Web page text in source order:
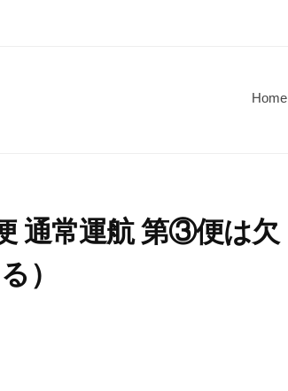
Home
通常運航 第③便は欠
）